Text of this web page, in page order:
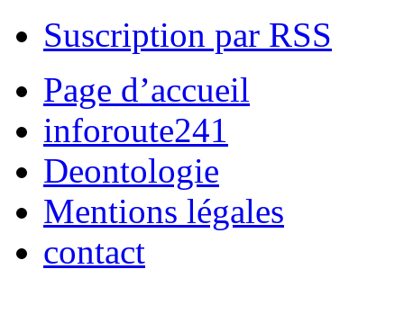
Suscription par RSS
Page d’accueil
inforoute241
Deontologie
Mentions légales
contact